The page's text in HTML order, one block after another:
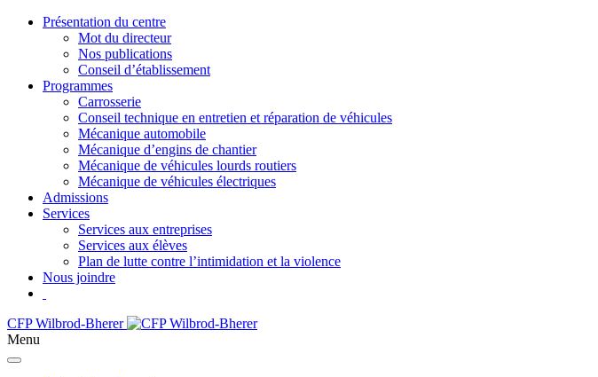
Présentation du centre
Mot du directeur
Nos publications
Conseil d’établissement
Programmes
Carrosserie
Conseil technique en entretien et réparation de véhicules
Mécanique automobile
Mécanique d’engins de chantier
Mécanique de véhicules lourds routiers
Mécanique de véhicules électriques
Admissions
Services
Services aux entreprises
Services aux élèves
Plan de lutte contre l’intimidation et la violence
Nous joindre
CFP Wilbrod-Bherer
Menu